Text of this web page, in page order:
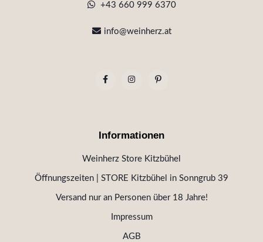
+43 660 999 6370
info@weinherz.at
Informationen
Weinherz Store Kitzbühel
Öffnungszeiten | STORE Kitzbühel in Sonngrub 39
Versand nur an Personen über 18 Jahre!
Impressum
AGB